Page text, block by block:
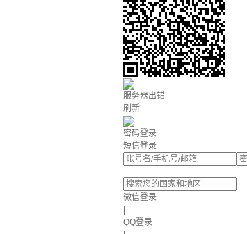
服务器出错
刷新
密码登录
短信登录
微信登录
QQ登录